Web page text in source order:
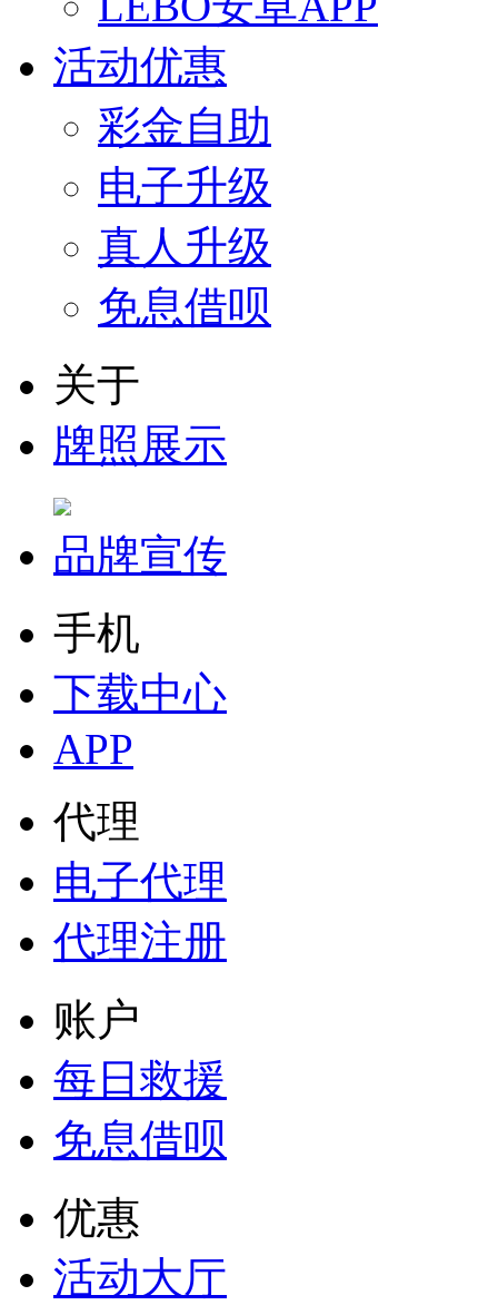
活动优惠
彩金自助
电子升级
真人升级
免息借呗
关于
牌照展示
品牌宣传
手机
下载中心
APP
代理
电子代理
代理注册
账户
每日救援
免息借呗
优惠
活动大厅